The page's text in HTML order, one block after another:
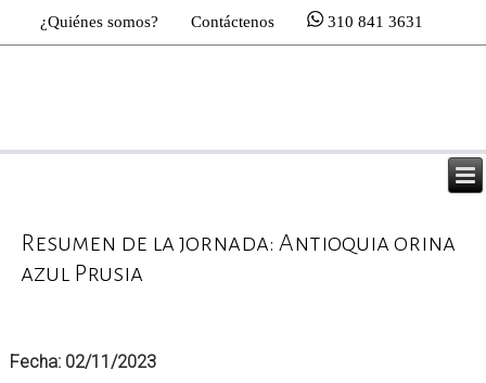
¿Quiénes somos? Contáctenos 310 841 3631
Resumen de la jornada: Antioquia orina
azul Prusia
Fecha: 02/11/2023